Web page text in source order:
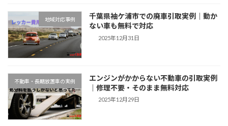
地域対応事例
千葉県袖ケ浦市での廃車引取実例｜動か
ない車も無料で対応
2025年12月31日
不動車・長期放置車の実例
エンジンがかからない不動車の引取実例
｜修理不要・そのまま無料対応
2025年12月29日